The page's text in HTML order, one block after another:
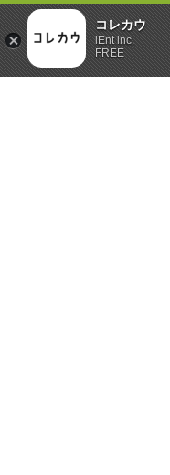
コレカウ
iEnt inc.
FREE